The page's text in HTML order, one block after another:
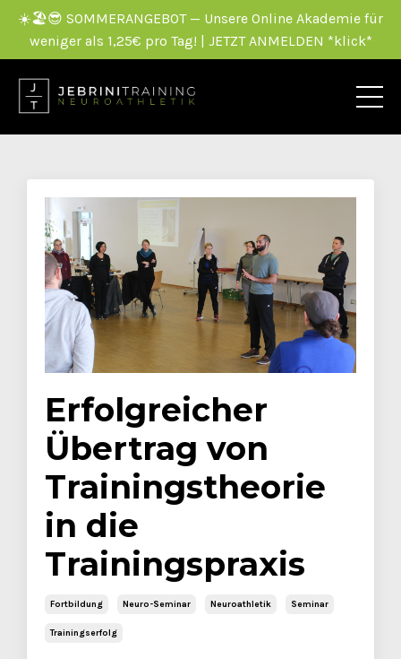
☀️🏖️😎 SOMMERANGEBOT — Unsere Online Akademie für
weniger als 1,25€ pro Tag! | JETZT ANMELDEN *klick*
Erfolgreicher
Übertrag von
Trainingstheorie
in die
Trainingspraxis
Fortbildung Neuro-Seminar Neuroathletik Seminar
Trainingserfolg